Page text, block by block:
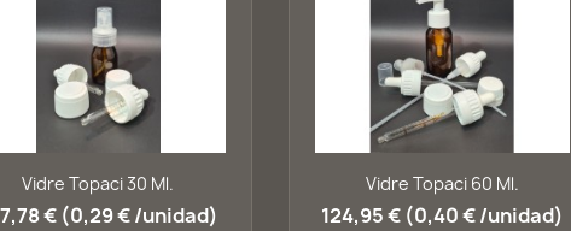
Vista ràpida
Vidre Topaci 30 Ml.
€ (0,29 € /unidad)
Vista ràpida
Vidre Topaci 60 Ml.
124,95 € (0,40 € /unidad)